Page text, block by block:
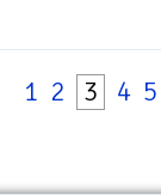
1 2 3 4 5